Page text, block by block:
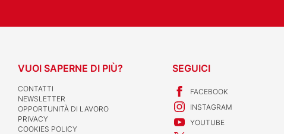
VUOI SAPERNE DI PIÙ?
CONTATTI
NEWSLETTER
OPPORTUNITÀ DI LAVORO
PRIVACY
COOKIES POLICY
SEGUICI
FACEBOOK
INSTAGRAM
YOUTUBE